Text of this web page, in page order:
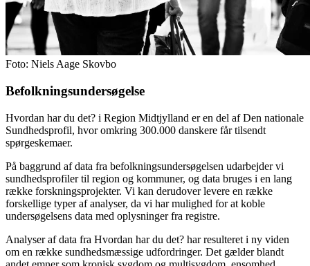
Foto: Niels Aage Skovbo
Befolkningsundersøgelse
Hvordan har du det? i Region Midtjylland er en del af Den nationale
Sundhedsprofil, hvor omkring 300.000 danskere får tilsendt
spørgeskemaer.
På baggrund af data fra befolkningsundersøgelsen udarbejder vi
sundhedsprofiler til region og kommuner, og data bruges i en lang
række forskningsprojekter. Vi kan derudover levere en række
forskellige typer af analyser, da vi har mulighed for at koble
undersøgelsens data med oplysninger fra registre.
Analyser af data fra Hvordan har du det? har resulteret i ny viden
om en række sundhedsmæssige udfordringer. Det gælder blandt